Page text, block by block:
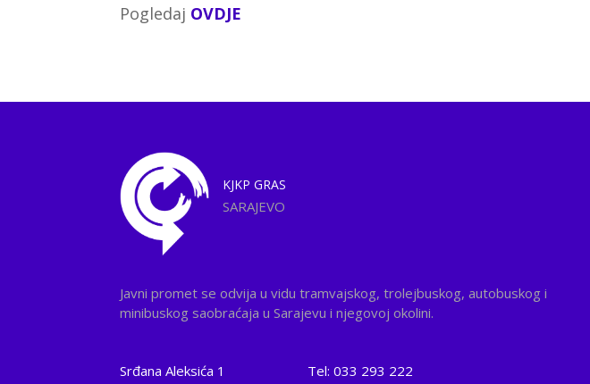
Pogledaj OVDJE
KJKP GRAS
SARAJEVO
Javni promet se odvija u vidu tramvajskog, trolejbuskog, autobuskog i
minibuskog saobraćaja u Sarajevu i njegovoj okolini.
Srđana Aleksića 1 Tel: 033 293 222